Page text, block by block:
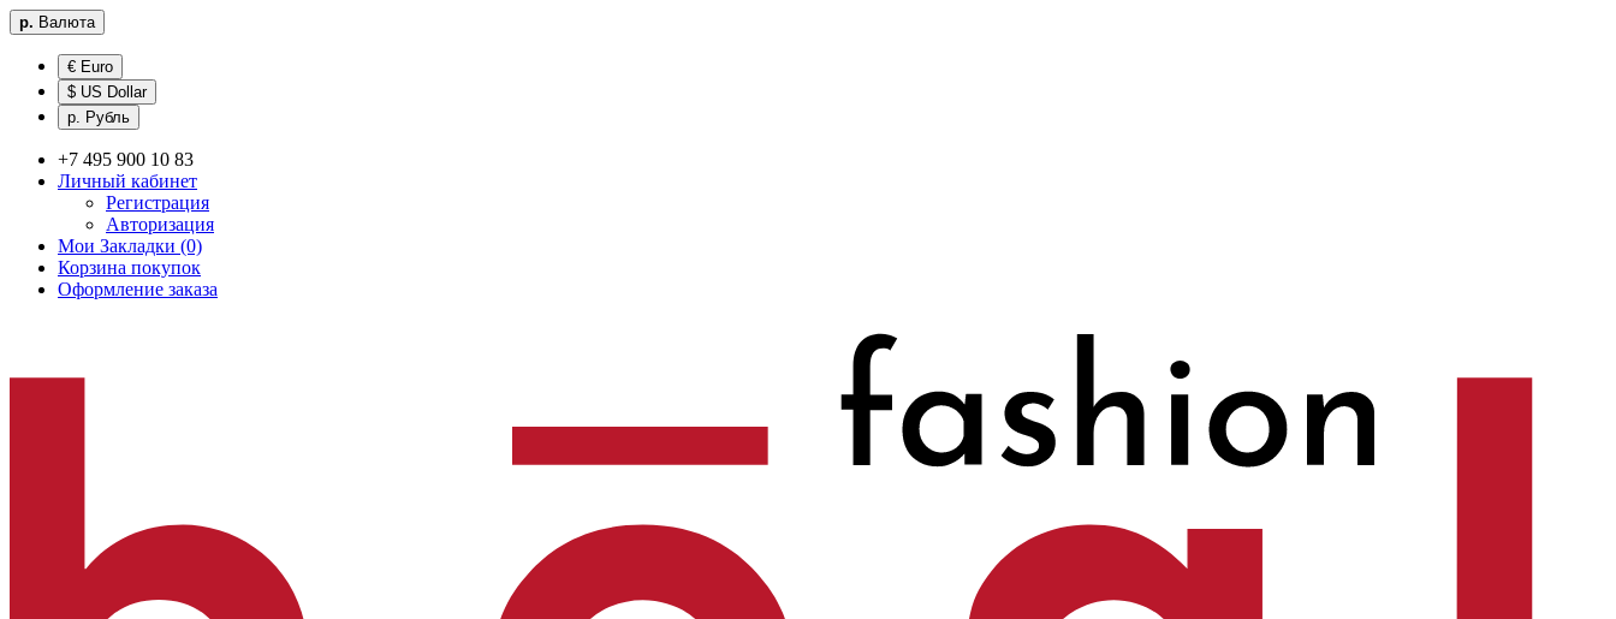
р. Валюта
€ Euro
$ US Dollar
р. Рубль
+7 495 900 10 83
Личный кабинет
Регистрация
Авторизация
Мои Закладки (0)
Корзина покупок
Оформление заказа